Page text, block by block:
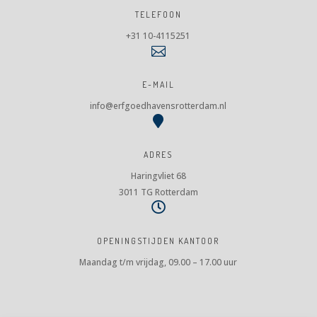
TELEFOON
+31 10-4115251

E-MAIL
info@erfgoedhavensrotterdam.nl

ADRES
Haringvliet 68
3011 TG Rotterdam

OPENINGSTIJDEN KANTOOR
Maandag t/m vrijdag, 09.00 – 17.00 uur